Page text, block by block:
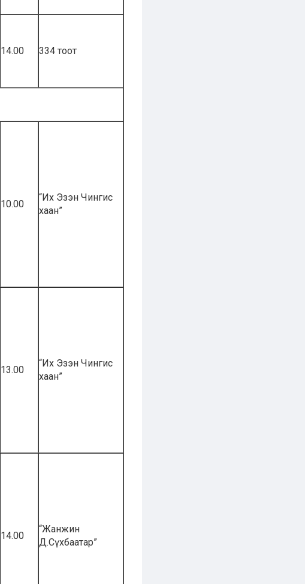
14.00 334 тоот
10.00
“Их Эзэн Чингис
хаан”
13.00
“Их Эзэн Чингис
хаан”
14.00
“Жанжин
Д.Сүхбаатар”